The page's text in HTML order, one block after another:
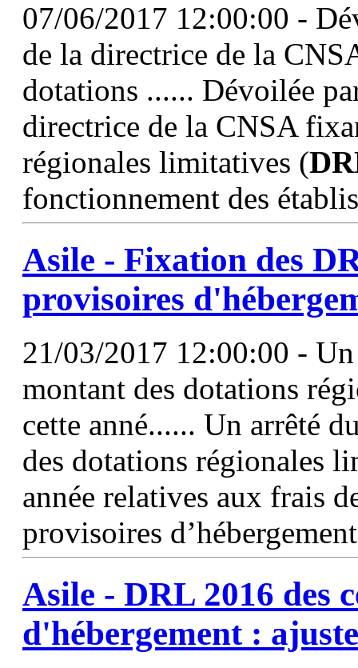
07/06/2017 12:00:00 -
de la directrice de la
dotations ...... Dévoilée
directrice de la CNSA
régionales limitatives (
fonctionnement des
Asile - Fixation des
provisoires
21/03/2017 12:00:00 -
montant des dotations
cette anné...... Un arrêté
des dotations régionales
année relatives aux frais
provisoires
Asile - DRL 2016 des
d'hébergement :